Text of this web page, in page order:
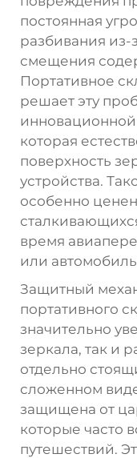
постоянная
разбивания из-
смещения
Портативное
решает эту
которая
поверхность
устройства.
особенно
время
или
Защитный
портативного
значительно
зеркала, так и
отдельно
сложенном
защищена от
которые часто
путешествий.